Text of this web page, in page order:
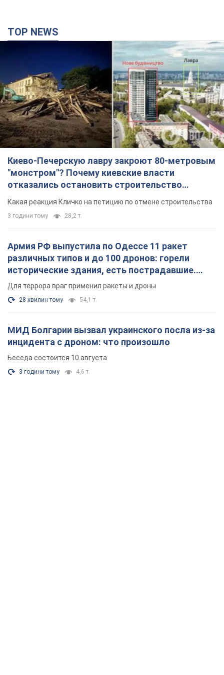
TOP NEWS
Киево-Печерскую лавру закроют 80-метровым
"монстром"? Почему киевские власти
отказались остановить строительство
небоскреба "московского верующего"
Какая реакция Кличко на петицию по отмене строительства
3 години тому 28,2 т.
Армия РФ выпустила по Одессе 11 ракет
различных типов и до 100 дронов: горели
исторические здания, есть пострадавшие.
Фото и видео
Для террора враг применил ракеты и дроны
28 хвилин тому 54,1 т.
МИД Болгарии вызвал украинского посла из-за
инцидента с дроном: что произошло
Беседа состоится 10 августа
3 години тому 4,6 т.